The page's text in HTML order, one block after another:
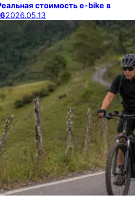
стоимость e-bike в
2026.05.13